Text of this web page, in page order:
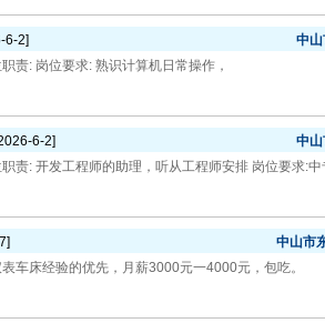
6-2] 中
责: 岗位要求: 熟识计算机日常操作，
6-2] 中
职责: 开发工程师的助理，听从工程师安排 岗位要求:
中山市
车床经验的优先，月薪3000元一4000元，包吃。